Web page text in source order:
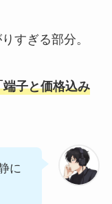
すぎる部分。
子と価格込み
に